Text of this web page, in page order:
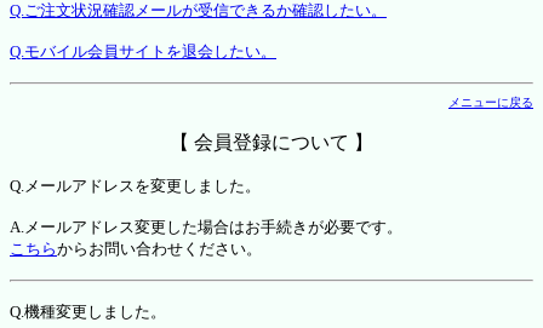
Q.ご注文状況確認メールが受信できるか確認したい。
Q.モバイル会員サイトを退会したい。
メニューに戻る
【 会員登録について 】
Q.メールアドレスを変更しました。
A.メールアドレス変更した場合はお手続きが必要です。
こちらからお問い合わせください。
Q.機種変更しました。